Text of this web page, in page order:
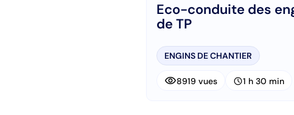
Eco-conduite des
de TP
ENGINS DE CHANTIER
visibility8919 vues schedule1 h 30 min